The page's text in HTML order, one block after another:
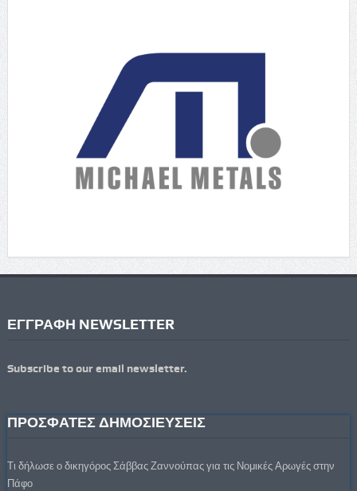
ΕΓΓΡΑΦΗ NEWSLETTER
Subscribe to our email newsletter.
ΠΡΟΣΦΑΤΕΣ ΔΗΜΟΣΙΕΥΣΕΙΣ
Τι δήλωσε ο δικηγόρος Σάββας Ζαννούπας για τις Νομικές Αρωγές στην
Πάφο